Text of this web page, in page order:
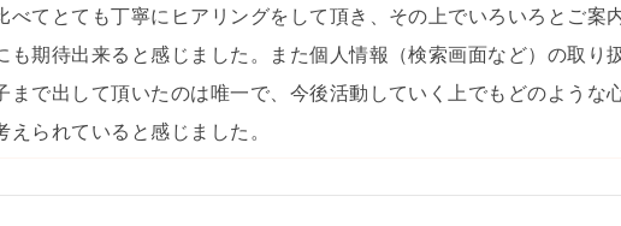
べてとても丁寧にヒアリングをして頂き、その上でいろいろとご案
も期待出来ると感じました。また個人情報（検索画面など）の取り
まで出して頂いたのは唯一で、今後活動していく上でもどのよう
えられていると感じました。